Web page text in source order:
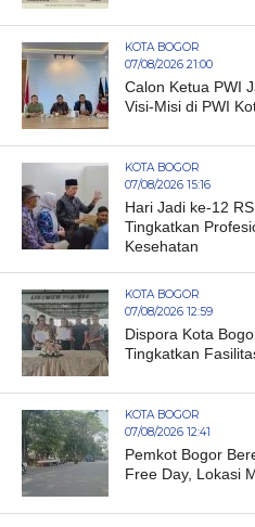
KOTA BOGOR
07/08/2026 21:00
Calon Ketua PWI
Visi-Misi di PWI
KOTA BOGOR
07/08/2026 15:16
Hari Jadi ke-12
Tingkatkan
Kesehatan
KOTA BOGOR
07/08/2026 12:59
Dispora Kota
Tingkatkan
KOTA BOGOR
07/08/2026 12:41
Pemkot Bogor
Free Day, Lokasi